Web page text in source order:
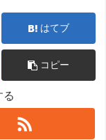
はてブ
コピー
る